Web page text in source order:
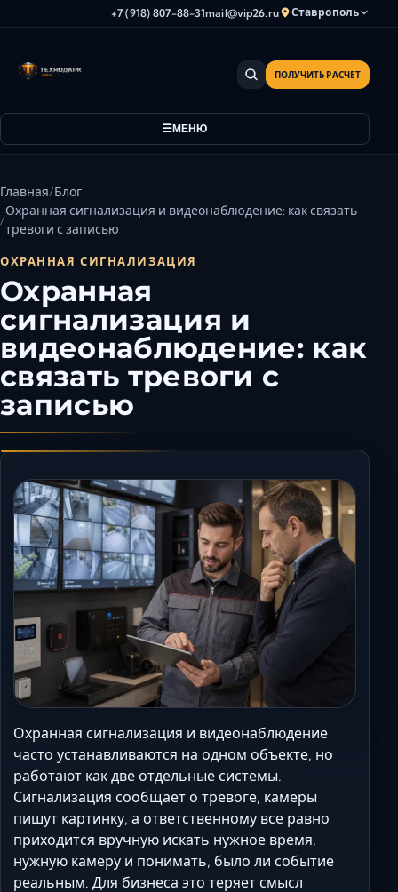
+7 (918) 807-88-31mail@vip26.ru Ставрополь
Анапа
Волгодонск
Камышин
Магас
Майкоп
Махачкала
Минеральные Воды
Назрань
Нальчик
Ростов-на-Дону
Симферополь
Ставрополь
Таганрог
Феодосия
Черкесск
МЕНЮ
ПОЛУЧИТЬ РАСЧЕТ
Главная Блог
Охранная сигнализация и видеонаблюдение: как связать
тревоги с записью
ОХРАННАЯ СИГНАЛИЗАЦИЯ
Охранная
сигнализация и
видеонаблюдение: как
связать тревоги с
записью
Охранная сигнализация и видеонаблюдение
часто устанавливаются на одном объекте, но
работают как две отдельные системы.
Сигнализация сообщает о тревоге, камеры
пишут картинку, а ответственному все равно
приходится вручную искать нужное время,
нужную камеру и понимать, было ли событие
реальным. Для бизнеса это теряет смысл